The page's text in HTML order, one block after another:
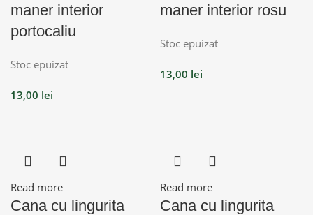
maner interior
portocaliu
Stoc epuizat
13,00 lei
maner interior rosu
Stoc epuizat
13,00 lei
Read more
Cana cu lingurita
Read more
Cana cu lingurita